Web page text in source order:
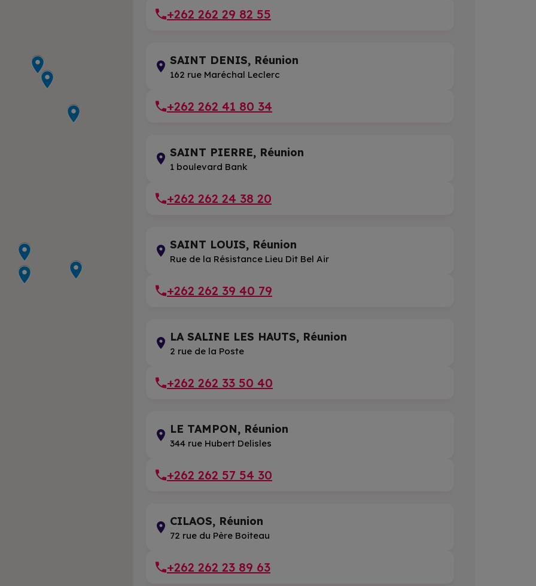
+262 262 29 82 55
SAINT DENIS, Réunion
162 rue Maréchal Leclerc
+262 262 41 80 34
SAINT PIERRE, Réunion
1 boulevard Bank
+262 262 24 38 20
SAINT LOUIS, Réunion
Rue de la Résistance Lieu Dit Bel Air
+262 262 39 40 79
LA SALINE LES HAUTS, Réunion
2 rue de la Poste
+262 262 33 50 40
LE TAMPON, Réunion
344 rue Hubert Delisles
+262 262 57 54 30
CILAOS, Réunion
72 rue du Père Boiteau
+262 262 23 89 63